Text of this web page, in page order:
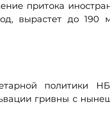
притока
вырастет до 190
политики
гривны с